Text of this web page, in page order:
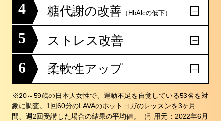
4 糖代謝の改善 （HbAlcの低下）
5 ストレス改善
6 柔軟性アップ
※20～59歳の日本人女性で、運動不足を自覚している53名を対
象に調査。1回60分のLAVAのホットヨガのレッスンを3ヶ月
間、週2回受講した場合の結果の平均値。（引用元：2022年6月